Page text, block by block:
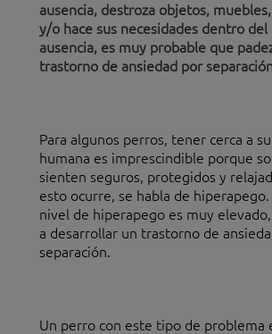
ausencia, destroza objetos,
y/o hace sus necesidades dentro
ausencia, es muy probable que
trastorno de ansiedad por
Para algunos perros, tener cerca a
humana es imprescindible porque
sienten seguros, protegidos y
esto ocurre, se habla de hiperapego.
nivel de hiperapego es muy
a desarrollar un trastorno de
separación.
Un perro con este tipo de problema